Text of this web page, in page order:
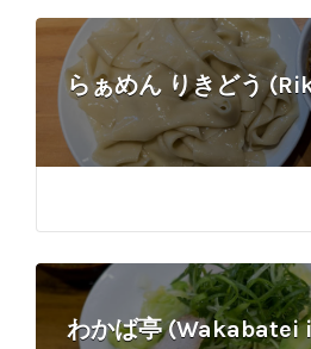
らぁめん りきどう
わかば亭